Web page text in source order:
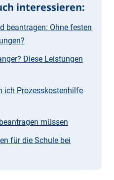
interessieren:
beantragen: Ohne festen
Diese Leistungen
ich Prozesskostenhilfe
müssen
für die Schule bei